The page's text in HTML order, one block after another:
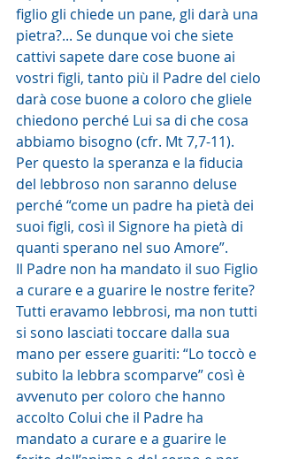
figlio gli chiede un pane, gli darà una
pietra?... Se dunque voi che siete
cattivi sapete dare cose buone ai
vostri figli, tanto più il Padre del cielo
darà cose buone a coloro che gliele
chiedono perché Lui sa di che cosa
abbiamo bisogno (cfr. Mt 7,7-11).
Per questo la speranza e la fiducia
del lebbroso non saranno deluse
perché “come un padre ha pietà dei
suoi figli, così il Signore ha pietà di
quanti sperano nel suo Amore”.
Il Padre non ha mandato il suo Figlio
a curare e a guarire le nostre ferite?
Tutti eravamo lebbrosi, ma non tutti
si sono lasciati toccare dalla sua
mano per essere guariti: “Lo toccò e
subito la lebbra scomparve” così è
avvenuto per coloro che hanno
accolto Colui che il Padre ha
mandato a curare e a guarire le